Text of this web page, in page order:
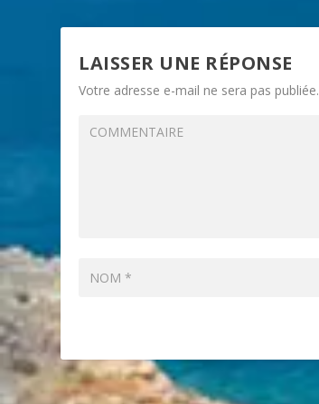
LAISSER UNE RÉPONSE
Votre adresse e-mail ne sera pas publiée.